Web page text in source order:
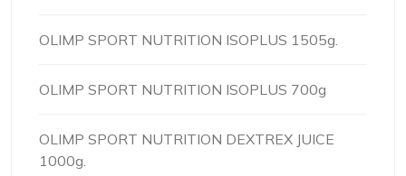
OLIMP SPORT NUTRITION ISOPLUS 1505g.
OLIMP SPORT NUTRITION ISOPLUS 700g
OLIMP SPORT NUTRITION DEXTREX JUICE
1000g.